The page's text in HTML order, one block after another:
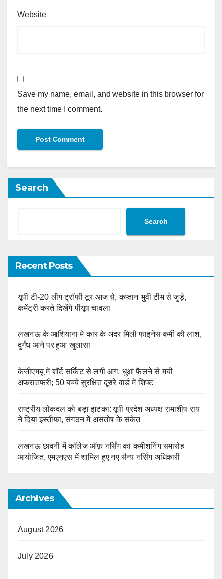
Website
Save my name, email, and website in this browser for
the next time I comment.
Search
Search
Recent Posts
यूपी टी-20 लीग ट्रॉफी टूर आज से, कप्तान भुवी टीम से जुड़े,
कमेंट्री करते दिखेंगे पीयूष चावला
लखनऊ के आशियाना में कार के अंदर मिली फाइनेंस कर्मी की लाश,
दुर्गंध आने पर हुआ खुलासा
केजीएमयू में शॉर्ट सर्किट से लगी आग, धुआं फैलने से मची
अफरातफरी; 50 बच्चे सुरक्षित दूसरे वार्ड में शिफ्ट
राष्ट्रीय लोकदल को बड़ा झटका: यूपी प्रदेश अध्यक्ष रामाशीष राय
ने दिया इस्तीफा, संगठन में असंतोष के संकेत
लखनऊ छावनी में कॉलेज ऑफ़ नर्सिंग का कमीशनिंग समारोह
आयोजित, एमएनएस में शामिल हुए नए सैन्य नर्सिंग अधिकारी
Archives
August 2026
July 2026